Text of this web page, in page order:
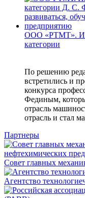
ООО «РТМТ».
категории
По решению
встретились и
конкурса
Фединым,
отрасль
отрасль и стал
Партнеры
Совет главных
Агентство